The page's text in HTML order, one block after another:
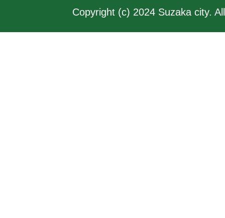
Copyright (c) 2024 Suzaka city.